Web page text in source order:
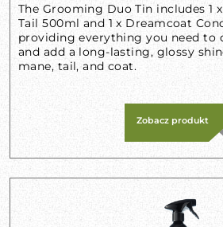
The Grooming Duo Tin includes 1
Tail 500ml and 1 x Dreamcoat
providing everything you need to
and add a long-lasting, glossy
mane, tail, and coat.
Zobacz produkt